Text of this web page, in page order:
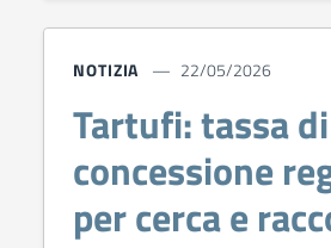
NOTIZIA 22/05/2026
Tartufi: tassa di
concessione
per cerca e